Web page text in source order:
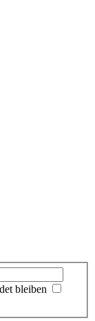
bleiben